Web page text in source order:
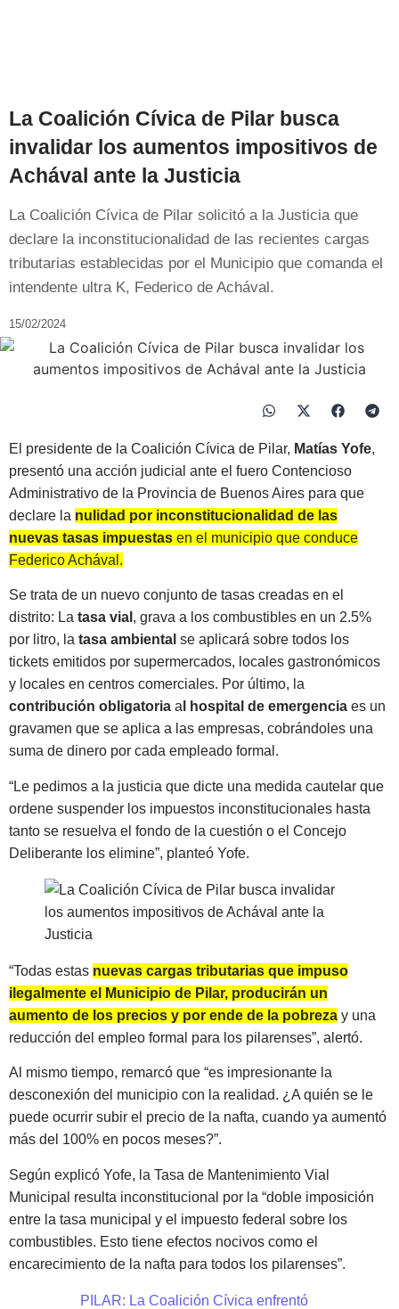
La Coalición Cívica de Pilar busca
invalidar los aumentos impositivos de
Achával ante la Justicia
La Coalición Cívica de Pilar solicitó a la Justicia que
declare la inconstitucionalidad de las recientes cargas
tributarias establecidas por el Municipio que comanda el
intendente ultra K, Federico de Achával.
15/02/2024
El presidente de la Coalición Cívica de Pilar, Matías Yofe,
presentó una acción judicial ante el fuero Contencioso
Administrativo de la Provincia de Buenos Aires para que
declare la nulidad por inconstitucionalidad de las
nuevas tasas impuestas en el municipio que conduce
Federico Achával.
Se trata de un nuevo conjunto de tasas creadas en el
distrito: La tasa vial , grava a los combustibles en un 2.5%
por litro, la tasa ambiental se aplicará sobre todos los
tickets emitidos por supermercados, locales gastronómicos
y locales en centros comerciales. Por último, la
contribución obligatoria a l hospital de emergencia es un
gravamen que se aplica a las empresas, cobrándoles una
suma de dinero por cada empleado formal.
“Le pedimos a la justicia que dicte una medida cautelar que
ordene suspender los impuestos inconstitucionales hasta
tanto se resuelva el fondo de la cuestión o el Concejo
Deliberante los elimine”, planteó Yofe.
“Todas estas nuevas cargas tributarias que impuso
ilegalmente el Municipio de Pilar, producirán un
aumento de los precios y por ende de la pobreza y una
reducción del empleo formal para los pilarenses”, alertó.
Al mismo tiempo, remarcó que “es impresionante la
desconexión del municipio con la realidad. ¿A quién se le
puede ocurrir subir el precio de la nafta, cuando ya aumentó
más del 100% en pocos meses?”.
Según explicó Yofe, la Tasa de Mantenimiento Vial
Municipal resulta inconstitucional por la “doble imposición
entre la tasa municipal y el impuesto federal sobre los
combustibles. Esto tiene efectos nocivos como el
encarecimiento de la nafta para todos los pilarenses”.
PILAR: La Coalición Cívica enfrentó